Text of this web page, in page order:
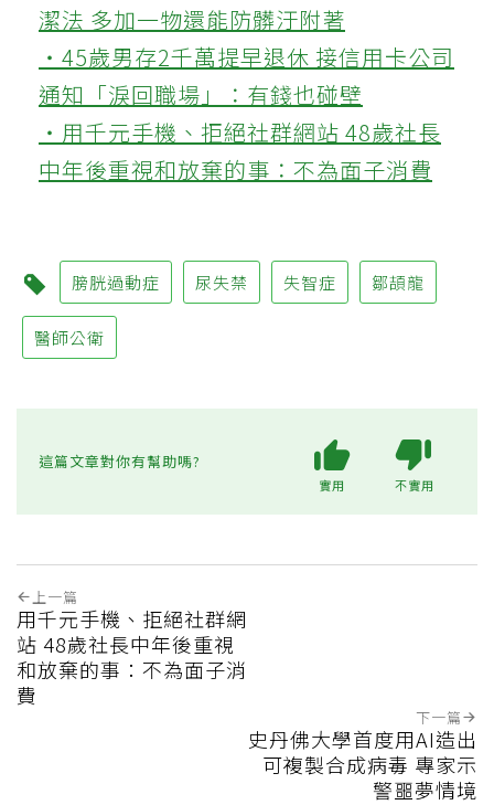
潔法 多加一物還能防髒汙附著
‧45歲男存2千萬提早退休 接信用卡公司
通知「淚回職場」：有錢也碰壁
‧用千元手機、拒絕社群網站 48歲社長
中年後重視和放棄的事：不為面子消費
膀胱過動症 尿失禁 失智症 鄒頡龍
醫師公衛
這篇文章對你有幫助嗎?
實用 不實用
上一篇
用千元手機、拒絕社群網
站 48歲社長中年後重視
和放棄的事：不為面子消
費
下一篇
史丹佛大學首度用AI造出
可複製合成病毒 專家示
警噩夢情境